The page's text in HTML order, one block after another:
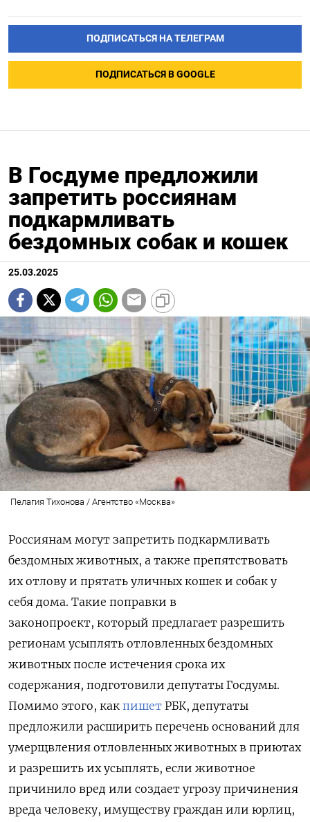
ПОДПИСАТЬСЯ НА ТЕЛЕГРАМ
ПОДПИСАТЬСЯ В GOOGLE
В Госдуме предложили
запретить россиянам
подкармливать
бездомных собак и кошек
25.03.2025
Пелагия Тихонова / Агентство «Москва»
Россиянам могут запретить подкармливать
бездомных животных, а также препятствовать
их отлову и прятать уличных кошек и собак у
себя дома. Такие поправки в
законопроект, который предлагает разрешить
регионам усыплять отловленных бездомных
животных после истечения срока их
содержания, подготовили депутаты Госдумы.
Помимо этого, как пишет РБК, депутаты
предложили расширить перечень оснований для
умерщвления отловленных животных в приютах
и разрешить их усыплять, если животное
причинило вред или создает угрозу причинения
вреда человеку, имуществу граждан или юрлиц,